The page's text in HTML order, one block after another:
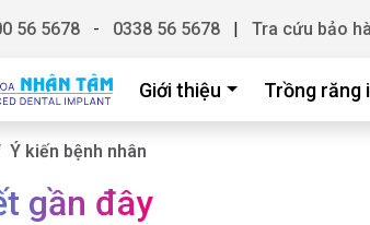
56 5678 - 0338 56 5678 | Tra cứu bảo
Giới thiệu Trồng răng
Ý kiến bệnh nhân
gần đây